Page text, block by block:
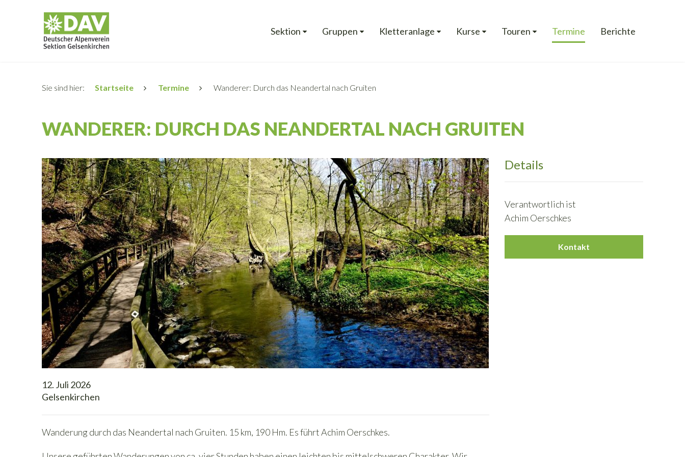
Sektion Gruppen Kletteranlage Kurse Touren Termine Berichte
Sie sind hier: Startseite Termine Wanderer: Durch das Neandertal nach Gruiten
WANDERER: DURCH DAS NEANDERTAL NACH GRUITEN
12. Juli 2026
Gelsenkirchen
Wanderung durch das Neandertal nach Gruiten. 15 km, 190 Hm. Es führt Achim Oerschkes.
Details
Verantwortlich ist
Achim Oerschkes
Kontakt